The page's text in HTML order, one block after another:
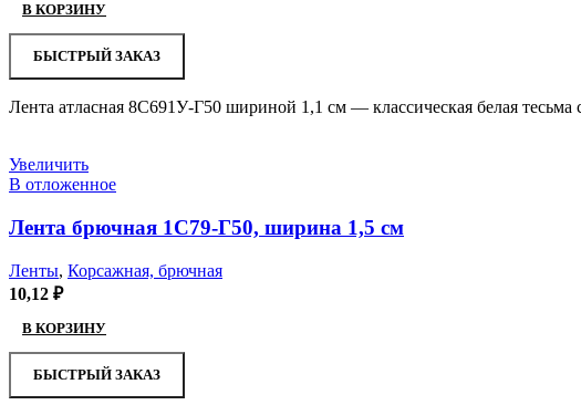
В КОРЗИНУ
БЫСТРЫЙ ЗАКАЗ
Лента атласная 8С691У-Г50 шириной 1,1 см — классическая белая
Увеличить
В отложенное
Лента брючная 1С79-Г50, ширина 1,5 см
Ленты, Корсажная, брючная
10,12 ₽
В КОРЗИНУ
БЫСТРЫЙ ЗАКАЗ